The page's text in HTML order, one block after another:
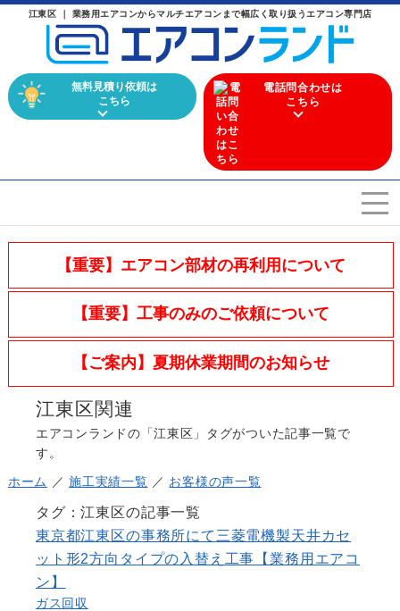
江東区 ｜ 業務用エアコンからマルチエアコンまで幅広く取り扱うエアコン専門店
無料見積り依頼は
こちら
電話問合わせは
こちら
エアコンを選ぶ
Airconditioner search
店舗案内
Company
施工実績
Work
Question
Contact us
電話問い合わせはこちら
Call a store
無料見積り依頼はこちら
Estimate request
【重要】エアコン部材の再利用について
【重要】工事のみのご依頼について
【ご案内】夏期休業期間のお知らせ
江東区関連
エアコンランドの「江東区」タグがついた記事一覧で
す。
ホーム
／施工実績一覧 ／ お客様の声一覧
タグ：江東区の記事一覧
東京都江東区の事務所にて三菱電機製天井カセ
ット形2方向タイプの入替え工事【業務用エアコ
ン】
ガス回収